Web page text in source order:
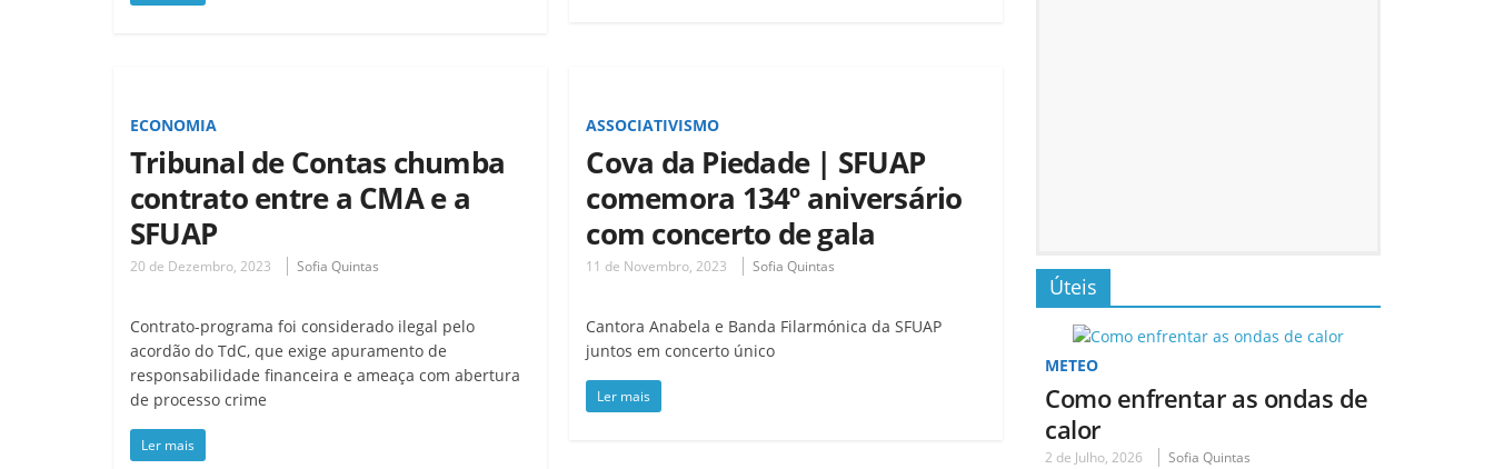
ECONOMIA
Tribunal de Contas chumba
contrato entre a CMA e a
SFUAP
20 de Dezembro, 2023 Sofia Quintas
Contrato-programa foi considerado ilegal pelo
acordão do TdC, que exige apuramento de
responsabilidade financeira e ameaça com abertura
de processo crime
Ler mais
ASSOCIATIVISMO
Cova da Piedade | SFUAP
comemora 134º aniversário
com concerto de gala
11 de Novembro, 2023 Sofia Quintas
Cantora Anabela e Banda Filarmónica da SFUAP
juntos em concerto único
Ler mais
Úteis
METEO
Como enfrentar as ondas de
calor
2 de Julho, 2026 Sofia Quintas